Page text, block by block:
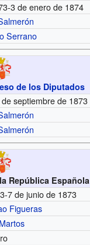
3 de enero de 1874
Serrano
de los Diputados
septiembre de 1873
República Española
7 de junio de 1873
Figueras